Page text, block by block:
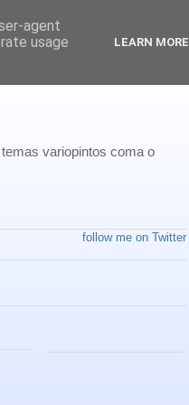
variopintos coma o
follow me on Twitter
agent
usage
LEARN MORE